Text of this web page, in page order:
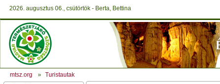
2026. augusztus 06., csütörtök - Berta, Bettina
mtsz.org » Turistautak